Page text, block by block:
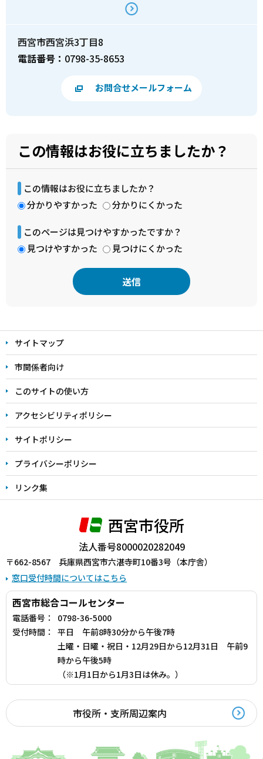
西宮市西宮浜3丁目8
電話番号： 0798-35-8653
お問合せメールフォーム
この情報はお役に立ちましたか？
この情報はお役に立ちましたか？
分かりやすかった
分かりにくかった
このページは見つけやすかったですか？
見つけやすかった
見つけにくかった
文
こ
こ
ま
で
サイトマップ
市関係者向け
このサイトの使い方
アクセシビリティポリシー
サイトポリシー
プライバシーポリシー
リンク集
西宮市役所
法人番号8000020282049
〒662-8567 兵庫県西宮市六湛寺町10番3号（本庁舎）
窓口受付時間についてはこちら
西宮市総合コールセンター
電話番号：
0798-36-5000
受付時間：
平日 午前8時30分から午後7時
土曜・日曜・祝日・12月29日から12月31日 午前9
時から午後5時
（※1月1日から1月3日は休み。）
市役所・支所周辺案内